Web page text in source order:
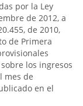
por la Ley
de 2012, a
de 2010,
de Primera
los ingresos
mes de
en el